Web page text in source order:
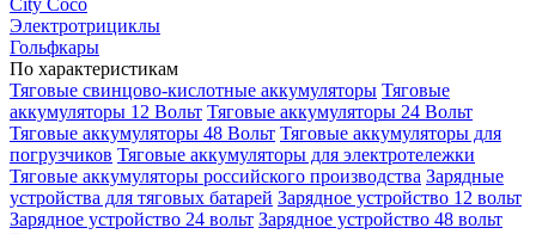
City Coco
Электротрициклы
Гольфкары
По характеристикам
Тяговые свинцово-кислотные аккумуляторы Тяговые
аккумуляторы 12 Вольт Тяговые аккумуляторы 24 Вольт
Тяговые аккумуляторы 48 Вольт Тяговые аккумуляторы для
погрузчиков Тяговые аккумуляторы для электротележки
Тяговые аккумуляторы российского производства Зарядные
устройства для тяговых батарей Зарядное устройство 12 вольт
Зарядное устройство 24 вольт Зарядное устройство 48 вольт